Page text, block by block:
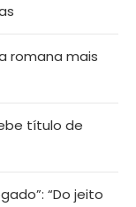
romana mais
título de
“Do jeito